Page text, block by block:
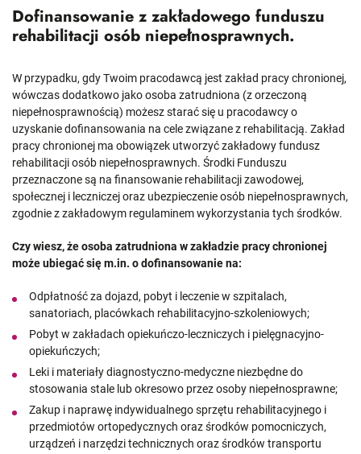
Dofinansowanie z zakładowego funduszu
rehabilitacji osób niepełnosprawnych.
W przypadku, gdy Twoim pracodawcą jest zakład pracy chronionej,
wówczas dodatkowo jako osoba zatrudniona (z orzeczoną
niepełnosprawnością) możesz starać się u pracodawcy o
uzyskanie dofinansowania na cele związane z rehabilitacją. Zakład
pracy chronionej ma obowiązek utworzyć zakładowy fundusz
rehabilitacji osób niepełnosprawnych. Środki Funduszu
przeznaczone są na finansowanie rehabilitacji zawodowej,
społecznej i leczniczej oraz ubezpieczenie osób niepełnosprawnych,
zgodnie z zakładowym regulaminem wykorzystania tych środków.
Czy wiesz, że osoba zatrudniona w zakładzie pracy chronionej
może ubiegać się m.in. o dofinansowanie na:
Odpłatność za dojazd, pobyt i leczenie w szpitalach,
sanatoriach, placówkach rehabilitacyjno-szkoleniowych;
Pobyt w zakładach opiekuńczo-leczniczych i pielęgnacyjno-
opiekuńczych;
Leki i materiały diagnostyczno-medyczne niezbędne do
stosowania stale lub okresowo przez osoby niepełnosprawne;
Zakup i naprawę indywidualnego sprzętu rehabilitacyjnego i
przedmiotów ortopedycznych oraz środków pomocniczych,
urządzeń i narzędzi technicznych oraz środków transportu